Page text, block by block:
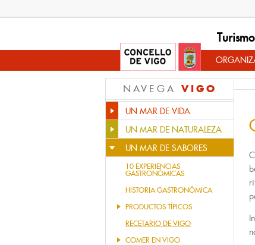
NAVEGA VIGO
UN MAR DE VIDA
UN MAR DE NATURALEZA
UN MAR DE SABORES
10 EXPERIENCIAS
GASTRONÓMICAS
HISTORIA GASTRONÓMICA
PRODUCTOS TÍPICOS
RECETARIO DE VIGO
COMER EN VIGO